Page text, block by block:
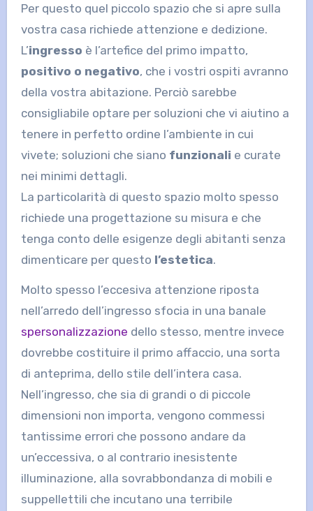
Per questo quel piccolo spazio che si apre sulla
vostra casa richiede attenzione e dedizione.
L’ingresso è l’artefice del primo impatto,
positivo o negativo, che i vostri ospiti avranno
della vostra abitazione. Perciò sarebbe
consigliabile optare per soluzioni che vi aiutino a
tenere in perfetto ordine l’ambiente in cui
vivete; soluzioni che siano funzionali e curate
nei minimi dettagli.
La particolarità di questo spazio molto spesso
richiede una progettazione su misura e che
tenga conto delle esigenze degli abitanti senza
dimenticare per questo l’estetica.
Molto spesso l’eccesiva attenzione riposta
nell’arredo dell’ingresso sfocia in una banale
spersonalizzazione dello stesso, mentre invece
dovrebbe costituire il primo affaccio, una sorta
di anteprima, dello stile dell’intera casa.
Nell’ingresso, che sia di grandi o di piccole
dimensioni non importa, vengono commessi
tantissime errori che possono andare da
un’eccessiva, o al contrario inesistente
illuminazione, alla sovrabbondanza di mobili e
suppellettili che incutano una terribile